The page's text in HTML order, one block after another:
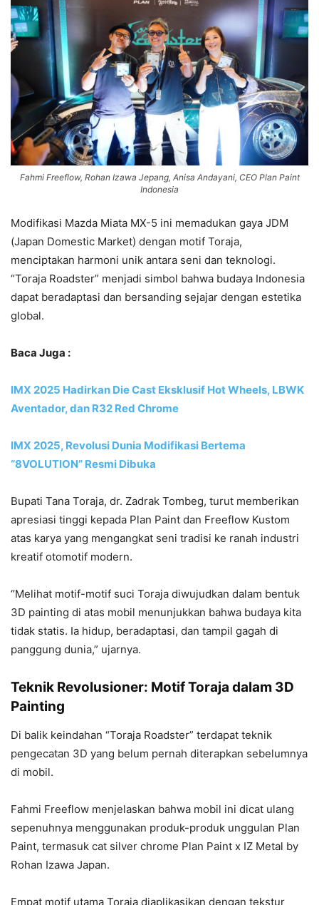
Fahmi Freeflow, Rohan Izawa Jepang, Anisa Andayani, CEO Plan Paint
Indonesia
Modifikasi Mazda Miata MX-5 ini memadukan gaya JDM
(Japan Domestic Market) dengan motif Toraja,
menciptakan harmoni unik antara seni dan teknologi.
“Toraja Roadster” menjadi simbol bahwa budaya Indonesia
dapat beradaptasi dan bersanding sejajar dengan estetika
global.
Baca Juga :
IMX 2025 Hadirkan Die Cast Eksklusif Hot Wheels, LBWK
Aventador, dan R32 Red Chrome
IMX 2025, Revolusi Dunia Modifikasi Bertema
“8VOLUTION” Resmi Dibuka
Bupati Tana Toraja, dr. Zadrak Tombeg, turut memberikan
apresiasi tinggi kepada Plan Paint dan Freeflow Kustom
atas karya yang mengangkat seni tradisi ke ranah industri
kreatif otomotif modern.
“Melihat motif-motif suci Toraja diwujudkan dalam bentuk
3D painting di atas mobil menunjukkan bahwa budaya kita
tidak statis. Ia hidup, beradaptasi, dan tampil gagah di
panggung dunia,” ujarnya.
Teknik Revolusioner: Motif Toraja dalam 3D
Painting
Di balik keindahan “Toraja Roadster” terdapat teknik
pengecatan 3D yang belum pernah diterapkan sebelumnya
di mobil.
Fahmi Freeflow menjelaskan bahwa mobil ini dicat ulang
sepenuhnya menggunakan produk-produk unggulan Plan
Paint, termasuk cat silver chrome Plan Paint x IZ Metal by
Rohan Izawa Japan.
Empat motif utama Toraja diaplikasikan dengan tekstur